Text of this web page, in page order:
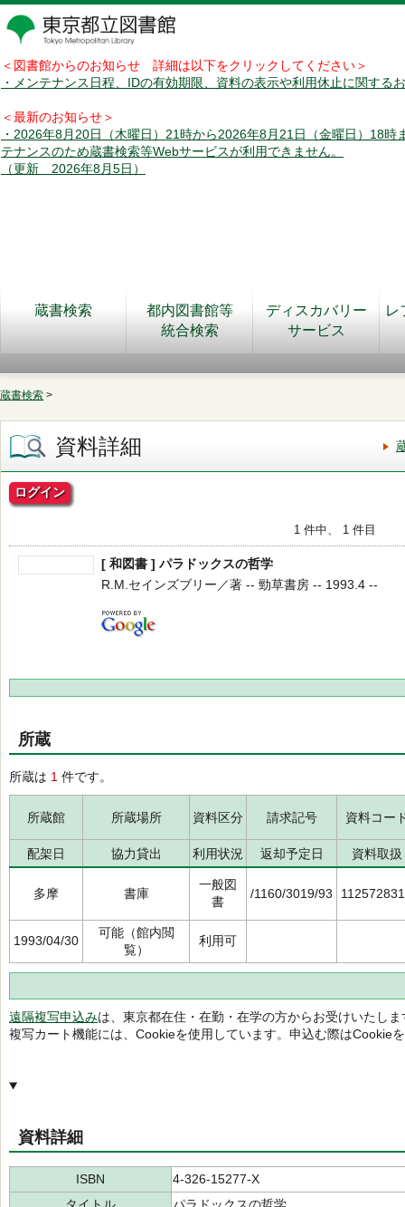
＜図書館からのお知らせ 詳細は以下をクリックしてください＞
・メンテナンス日程、IDの有効期限、資料の表示や利用休止に関する
＜最新のお知らせ＞
・2026年8月20日（木曜日）21時から2026年8月21日（金曜日）18時
テナンスのため蔵書検索等Webサービスが利用できません。
（更新 2026年8月5日）
蔵書検索
都内図書館等
統合検索
ディスカバリー
サービス
レ
蔵書検索 >
資料詳細
ログイン
1 件中、 1 件目
[ 和図書 ] パラドックスの哲学
R.M.セインズブリー／著 -- 勁草書房 -- 1993.4 --
所蔵
所蔵は 1 件です。
所蔵館 所蔵場所 資料区分 請求記号 資料コー
配架日 協力貸出 利用状況 返却予定日 資料取扱
多摩 書庫
一般図
書
/1160/3019/93
1993/04/30
可能（館内閲
覧）
利用可
遠隔複写申込みは、東京都在住・在勤・在学の方からお受けいたしま
複写カート機能には、Cookieを使用しています。申込む際はCookie
資料詳細
ISBN
4-326-15277-X